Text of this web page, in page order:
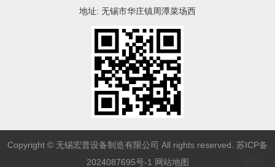
地址: 无锡市华庄镇周潭菜场西
Copyright © 无锡宏普设备制造有限公司 All rights reserved. 苏ICP备
2024087695号-1 网站地图